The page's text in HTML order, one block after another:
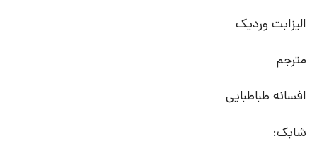
الیزابت وردیک
مترجم
افسانه طباطبایی
شابک: